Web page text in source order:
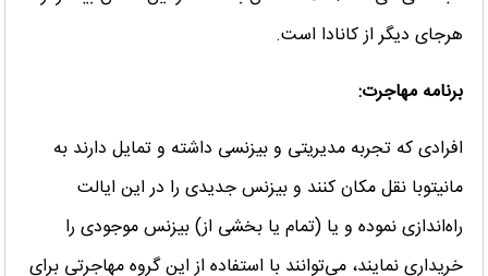
هرجای دیگر از کانادا است.
برنامه مهاجرت:
افرادی که تجربه مدیریتی و بیزنسی داشته و تمایل دارند به
مانیتوبا نقل مکان کنند و بیزنس جدیدی را در این ایالت
راه‌اندازی نموده و یا (تمام یا بخشی از) بیزنس موجودی را
خریداری نمایند، می‌توانند با استفاده از این گروه مهاجرتی برای